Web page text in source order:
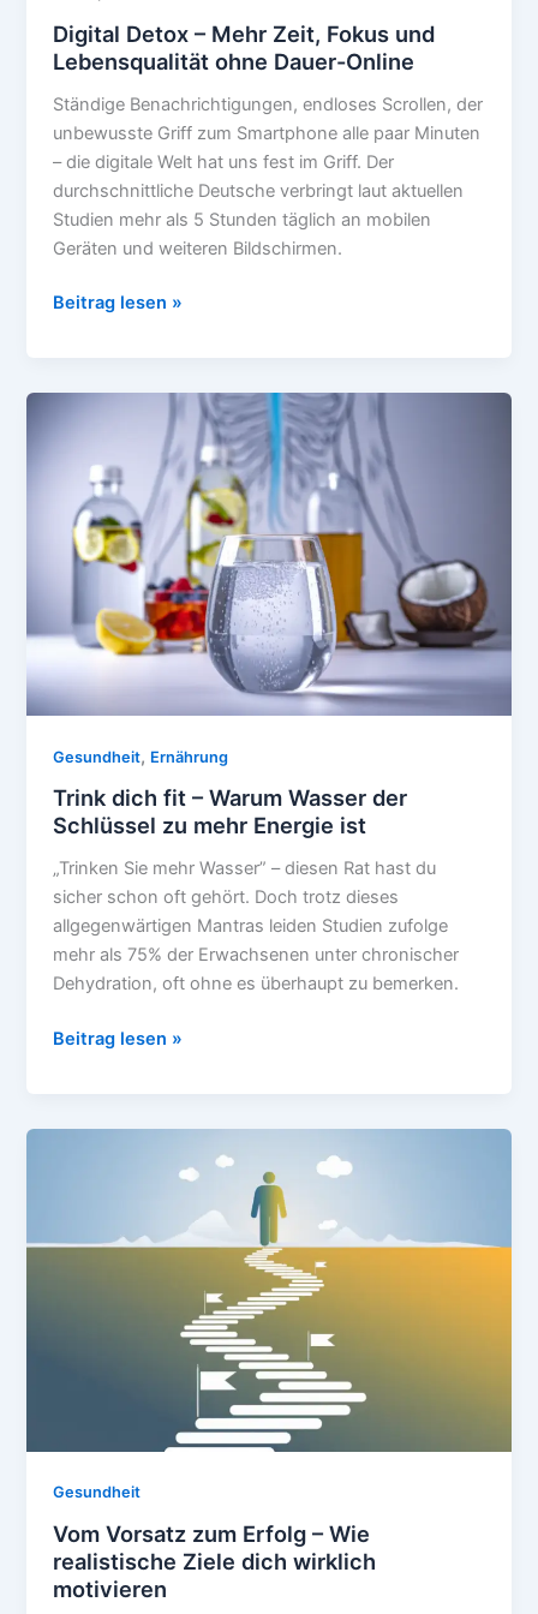
Digital Detox – Mehr Zeit, Fokus und
Lebensqualität ohne Dauer-Online
Ständige Benachrichtigungen, endloses Scrollen, der
unbewusste Griff zum Smartphone alle paar Minuten
– die digitale Welt hat uns fest im Griff. Der
durchschnittliche Deutsche verbringt laut aktuellen
Studien mehr als 5 Stunden täglich an mobilen
Geräten und weiteren Bildschirmen.
Digital
Mehr
Lebensqualität
ohne
Dauer-
Beitrag lesen »
Gesundheit, Ernährung
Trink dich fit – Warum Wasser der
Schlüssel zu mehr Energie ist
„Trinken Sie mehr Wasser” – diesen Rat hast du
sicher schon oft gehört. Doch trotz dieses
allgegenwärtigen Mantras leiden Studien zufolge
mehr als 75% der Erwachsenen unter chronischer
Dehydration, oft ohne es überhaupt zu bemerken.
Trink
–
Schlüssel
Beitrag lesen »
Gesundheit
Vom Vorsatz zum Erfolg – Wie
realistische Ziele dich wirklich
motivieren